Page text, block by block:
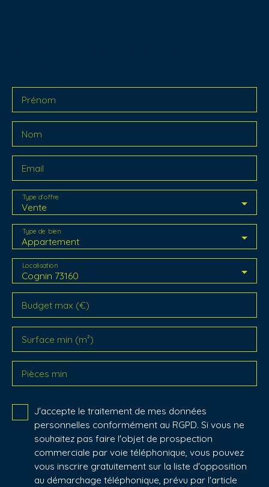
Prénom
Nom
Email
Vente
Type d'offre
Appartement
Type de bien
Cognin 73160
Localisation
Budget max (€)
Surface min (m²)
Pièces min
J'accepte le traitement de mes données
personnelles conformément au RGPD. Si vous ne
souhaitez pas faire l'objet de prospection
commerciale par voie téléphonique, vous pouvez
vous inscrire gratuitement sur la liste d'opposition
au démarchage téléphonique, prévu par l'article